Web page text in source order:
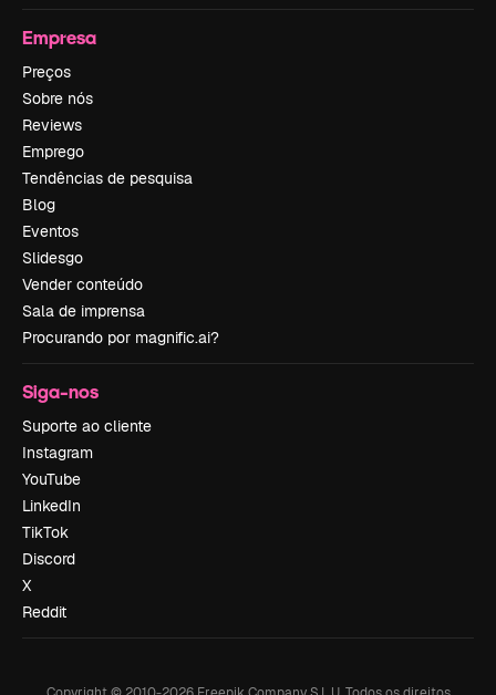
Empresa
Preços
Sobre nós
Reviews
Emprego
Tendências de pesquisa
Blog
Eventos
Slidesgo
Vender conteúdo
Sala de imprensa
Procurando por magnific.ai?
Siga-nos
Suporte ao cliente
Instagram
YouTube
LinkedIn
TikTok
Discord
X
Reddit